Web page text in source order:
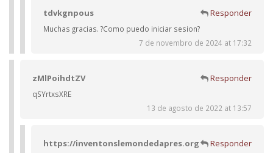
tdvkgnpous Responder
Muchas gracias. ?Como puedo iniciar sesion?
7 de novembro de 2024 at 17:32
zMlPoihdtZV Responder
qSYrtxsXRE
13 de agosto de 2022 at 13:57
https://inventonslemondedapres.org Responder